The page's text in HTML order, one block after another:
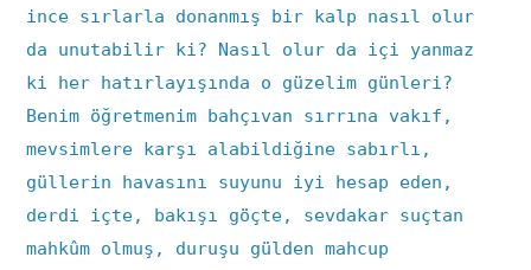
ince sırlarla donanmış bir kalp nasıl olur
da unutabilir ki? Nasıl olur da içi yanmaz
ki her hatırlayışında o güzelim günleri?
Benim öğretmenim bahçıvan sırrına vakıf,
mevsimlere karşı alabildiğine sabırlı,
güllerin havasını suyunu iyi hesap eden,
derdi içte, bakışı göçte, sevdakar suçtan
mahkûm olmuş, duruşu gülden mahcup